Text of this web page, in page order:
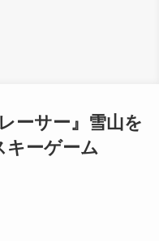
ーサー』雪山を
キーゲーム